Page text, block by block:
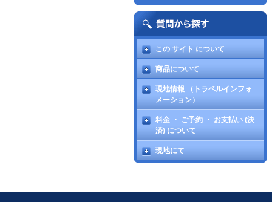
この サイト について
商品について
現地情報 （トラベルインフォ
メーション）
料金 ・ ご予約 ・ お支払い (決
済) について
現地にて